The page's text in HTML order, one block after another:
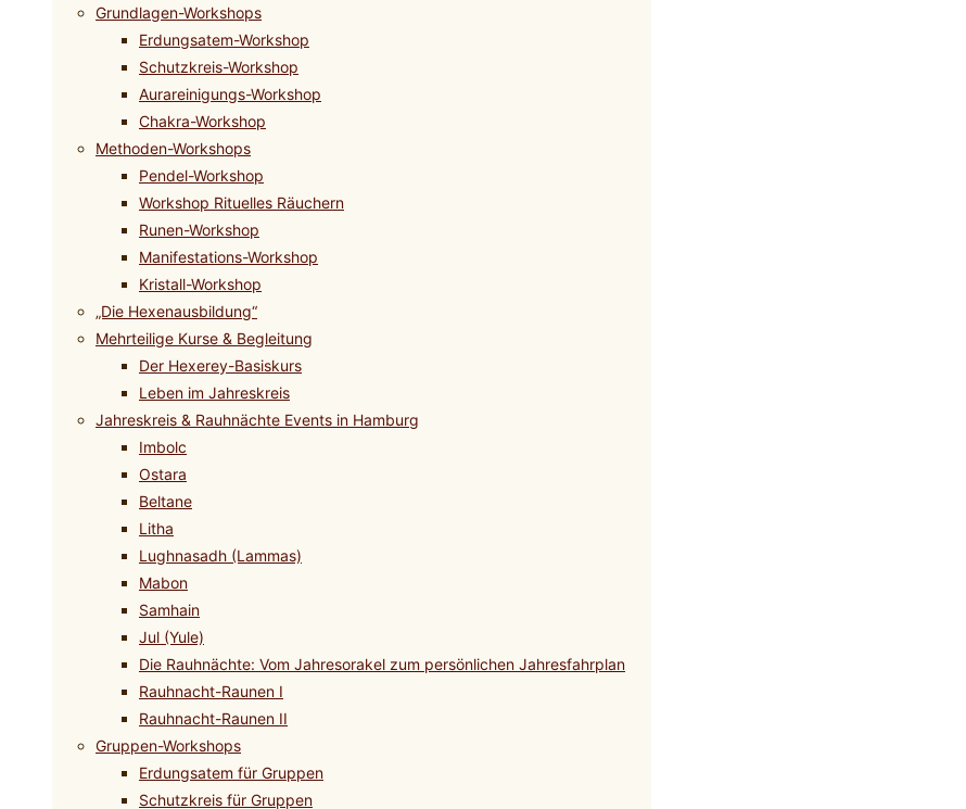
Grundlagen-Workshops
Erdungsatem-Workshop
Schutzkreis-Workshop
Aurareinigungs-Workshop
Chakra-Workshop
Methoden-Workshops
Pendel-Workshop
Workshop Rituelles Räuchern
Runen-Workshop
Manifestations-Workshop
Kristall-Workshop
„Die Hexenausbildung“
Mehrteilige Kurse & Begleitung
Der Hexerey-Basiskurs
Leben im Jahreskreis
Jahreskreis & Rauhnächte Events in Hamburg
Imbolc
Ostara
Beltane
Litha
Lughnasadh (Lammas)
Mabon
Samhain
Jul (Yule)
Die Rauhnächte: Vom Jahresorakel zum persönlichen Jahresfahrplan
Rauhnacht-Raunen I
Rauhnacht-Raunen II
Gruppen-Workshops
Erdungsatem für Gruppen
Schutzkreis für Gruppen